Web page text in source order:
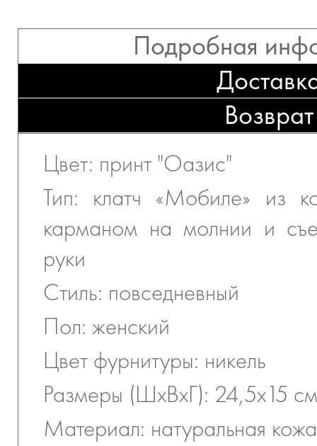
Подробная
Возврат
Цвет: принт "Оазис"
Тип: клатч «Мобиле» из
карманом на молнии и
руки
Стиль: повседневный
Пол: женский
Цвет фурнитуры: никель
Размеры (ШхВхГ): 24,5х15 см
Материал: натуральная кожа